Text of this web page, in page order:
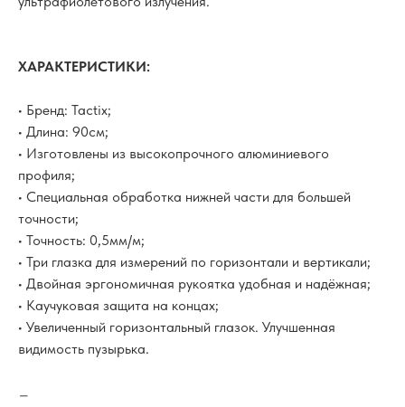
ХАРАКТЕРИСТИКИ:
• Бренд: Tactix;
• Длина: 90см;
• Изготовлены из высокопрочного алюминиевого
профиля;
• Специальная обработка нижней части для большей
точности;
• Точность: 0,5мм/м;
• Три глазка для измерений по горизонтали и вертикали;
• Двойная эргономичная рукоятка удобная и надёжная;
• Каучуковая защита на концах;
• Увеличенный горизонтальный глазок. Улучшенная
видимость пузырька.
–